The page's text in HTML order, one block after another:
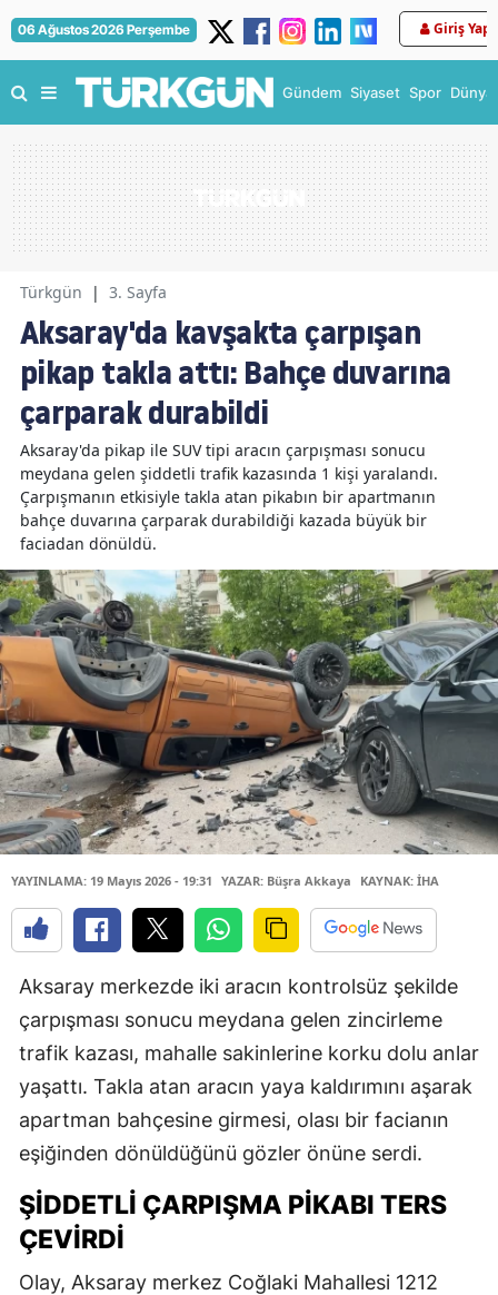
06 Ağustos 2026 Perşembe Giriş Yap
Gündem Siyaset Spor Dünya
Türkgün | 3. Sayfa
Aksaray'da kavşakta çarpışan
pikap takla attı: Bahçe duvarına
çarparak durabildi
Aksaray'da pikap ile SUV tipi aracın çarpışması sonucu
meydana gelen şiddetli trafik kazasında 1 kişi yaralandı.
Çarpışmanın etkisiyle takla atan pikabın bir apartmanın
bahçe duvarına çarparak durabildiği kazada büyük bir
faciadan dönüldü.
YAYINLAMA: 19 Mayıs 2026 - 19:31 YAZAR: Büşra Akkaya KAYNAK: İHA
Aksaray merkezde iki aracın kontrolsüz şekilde
çarpışması sonucu meydana gelen zincirleme
trafik kazası, mahalle sakinlerine korku dolu anlar
yaşattı. Takla atan aracın yaya kaldırımını aşarak
apartman bahçesine girmesi, olası bir facianın
eşiğinden dönüldüğünü gözler önüne serdi.
ŞIDDETLI ÇARPIŞMA PIKABI TERS
ÇEVIRDI
Olay, Aksaray merkez Coğlaki Mahallesi 1212